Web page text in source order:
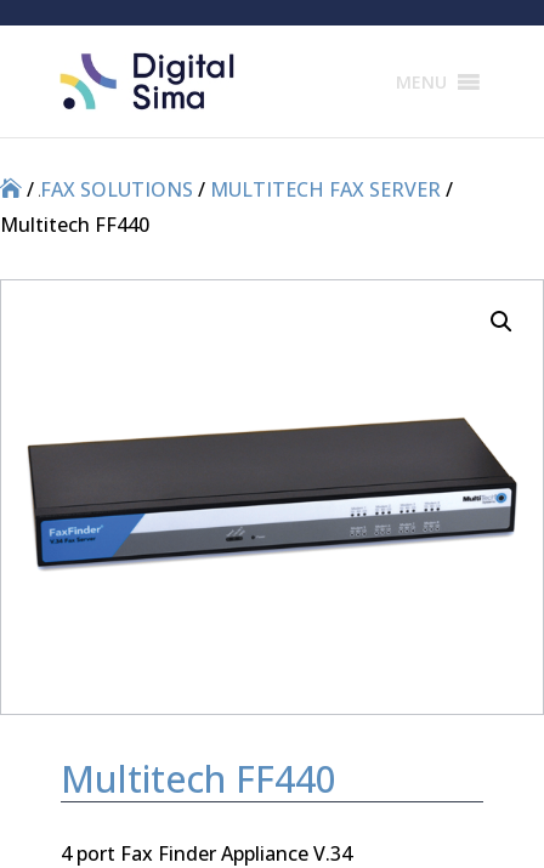
MENU
//FAX SOLUTIONS / MULTITECH FAX SERVER/
Multitech FF440
Multitech FF440
4 port Fax Finder Appliance V.34